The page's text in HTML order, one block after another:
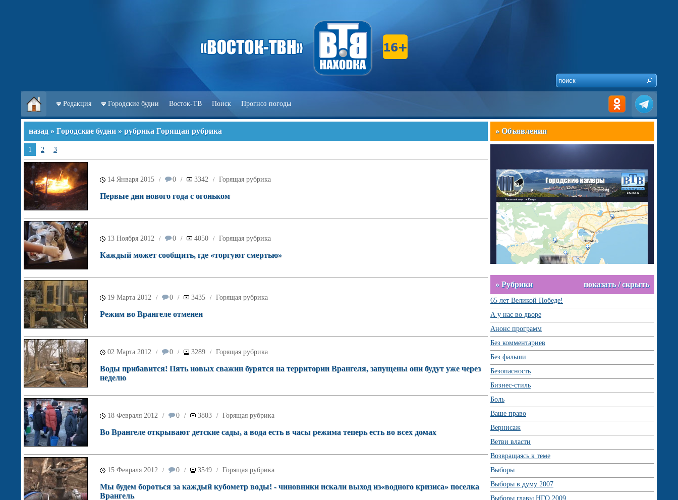
Редакция Городские будни Восток-ТВ Поиск Прогноз погоды
назад » Городские будни » рубрика Горящая рубрика
1 2 3
14 Января 2015 / 0 / 3342 / Горящая рубрика
Первые дни нового года с огоньком
13 Ноября 2012 / 0 / 4050 / Горящая рубрика
Каждый может сообщить, где «торгуют смертью»
19 Марта 2012 / 0 / 3435 / Горящая рубрика
Режим во Врангеле отменен
02 Марта 2012 / 0 / 3289 / Горящая рубрика
Воды прибавится! Пять новых сважин бурятся на территории Врангеля, запущены они будут уже через
неделю
18 Февраля 2012 / 0 / 3803 / Горящая рубрика
Во Врангеле открывают детские сады, а вода есть в часы режима теперь есть во всех домах
15 Февраля 2012 / 0 / 3549 / Горящая рубрика
Мы будем бороться за каждый кубометр воды! - чиновники искали выход из«водного кризиса» поселка
Врангель
» Объявления
» Рубрики показать / скрыть
65 лет Великой Победе!
А у нас во дворе
Анонс программ
Без комментариев
Без фальши
Безопасность
Бизнес-стиль
Боль
Ваше право
Вернисаж
Ветви власти
Возвращаясь к теме
Выборы
Выборы в думу 2007
Выборы главы НГО 2009